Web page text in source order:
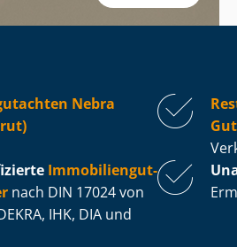
Nebra
Im­mo­bi­li­en­gut­
nach DIN 17024 von
IHK, DIA und